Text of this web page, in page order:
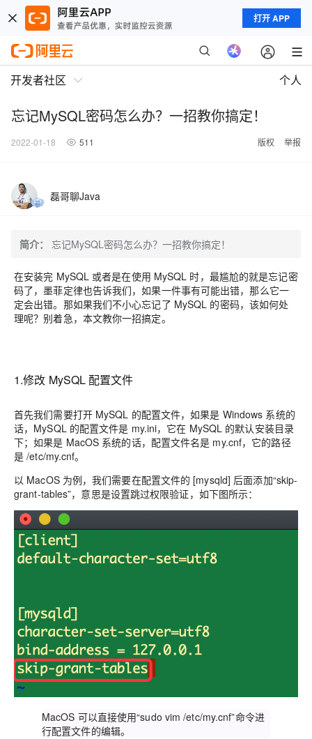
打开 APP
开发者社区 个人
忘记MySQL密码怎么办？一招教你搞定！
2022-01-18 511 版权 举报
磊哥聊Java
简介： 忘记MySQL密码怎么办？一招教你搞定！
在安装完 MySQL 或者是在使用 MySQL 时，最尴尬的就是忘记密
码了，墨菲定律也告诉我们，如果一件事有可能出错，那么它一
定会出错。那如果我们不小心忘记了 MySQL 的密码，该如何处
理呢？别着急，本文教你一招搞定。
1.修改 MySQL 配置文件
首先我们需要打开 MySQL 的配置文件，如果是 Windows 系统的
话，MySQL 的配置文件是 my.ini，它在 MySQL 的默认安装目录
下；如果是 MacOS 系统的话，配置文件名是 my.cnf，它的路径
是 /etc/my.cnf。
以 MacOS 为例，我们需要在配置文件的 [mysqld] 后面添加“skip-
grant-tables”，意思是设置跳过权限验证，如下图所示：
MacOS 可以直接使用“sudo vim /etc/my.cnf”命令进
行配置文件的编辑。